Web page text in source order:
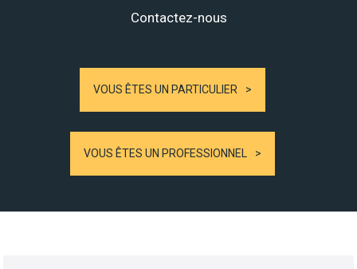
Contactez-nous
VOUS ÊTES UN PARTICULIER
VOUS ÊTES UN PROFESSIONNEL